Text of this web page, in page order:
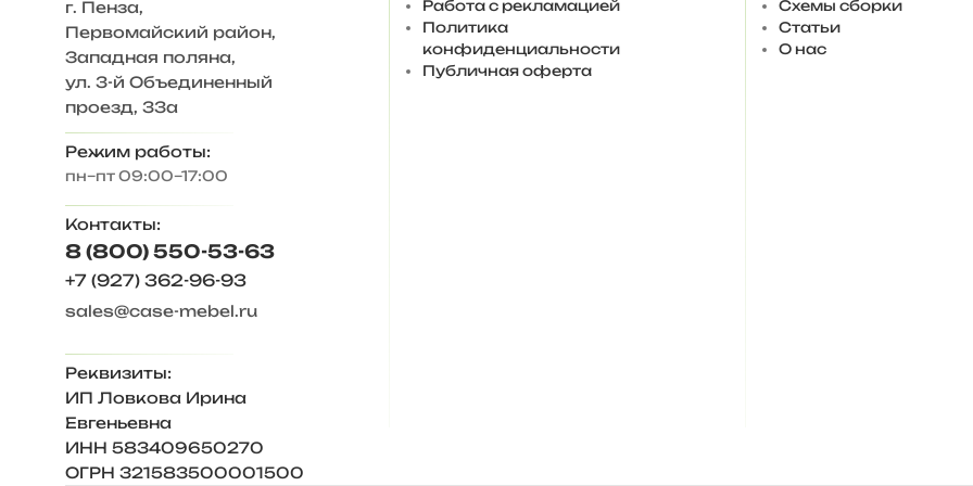
г. Пенза,
Первомайский район,
Западная поляна,
ул. 3-й Объединенный
проезд, 33а
Режим работы:
пн–пт 09:00–17:00
Контакты:
8 (800) 550-53-63
+7 (927) 362-96-93
sales@case-mebel.ru
Реквизиты:
ИП Ловкова Ирина
Евгеньевна
ИНН 583409650270
ОГРН 321583500001500
Работа с рекламацией
Политика
конфиденциальности
Публичная оферта
Схемы сборки
Статьи
О нас